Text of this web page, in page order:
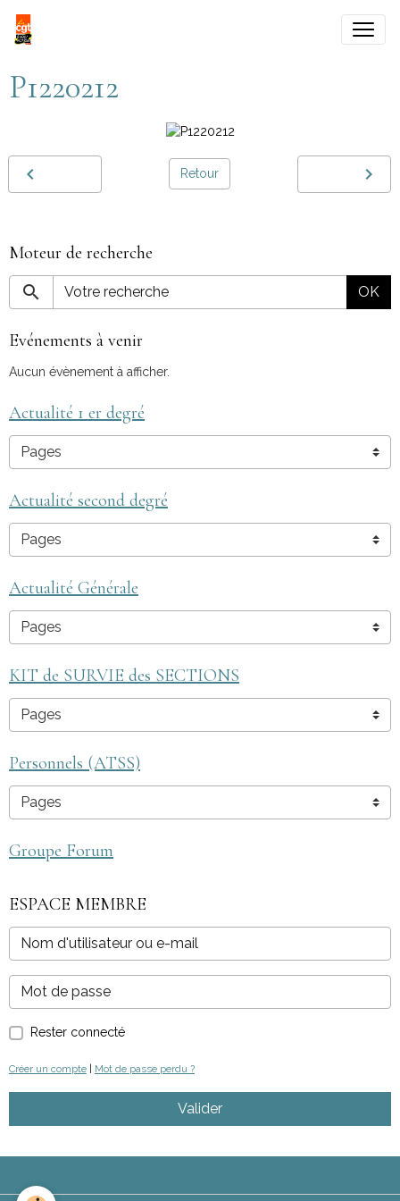
P1220212
Retour
Moteur de recherche
OK
Evénements à venir
Aucun évènement à afficher.
Actualité 1 er degré
Actualité second degré
Actualité Générale
KIT de SURVIE des SECTIONS
Personnels (ATSS)
Groupe Forum
ESPACE MEMBRE
Rester connecté
Créer un compte | Mot de passe perdu ?
Valider